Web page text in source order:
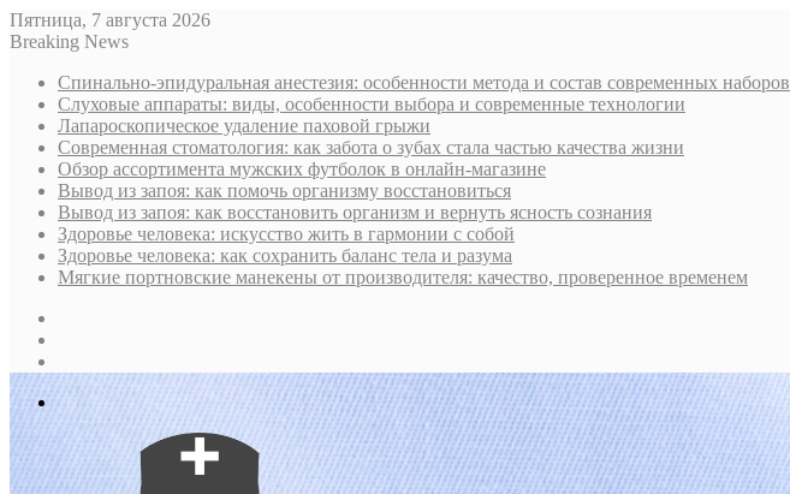
Пятница, 7 августа 2026
Breaking News
Спинально-эпидуральная анестезия: особенности метода и состав современных наборов
Слуховые аппараты: виды, особенности выбора и современные технологии
Лапароскопическое удаление паховой грыжи
Современная стоматология: как забота о зубах стала частью качества жизни
Обзор ассортимента мужских футболок в онлайн-магазине
Вывод из запоя: как помочь организму восстановиться
Вывод из запоя: как восстановить организм и вернуть ясность сознания
Здоровье человека: искусство жить в гармонии с собой
Здоровье человека: как сохранить баланс тела и разума
Мягкие портновские манекены от производителя: качество, проверенное временем
In
Меню